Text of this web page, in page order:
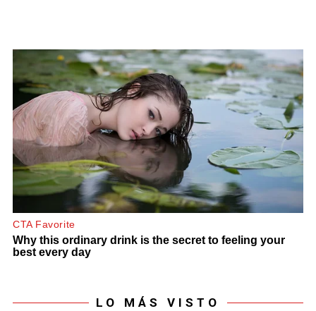
LO MÁS VISTO